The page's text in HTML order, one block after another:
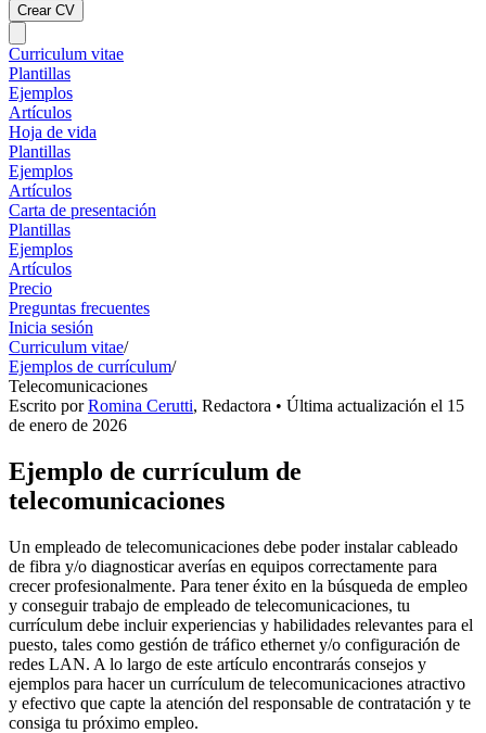
Crear CV
Curriculum vitae
Plantillas
Ejemplos
Artículos
Hoja de vida
Plantillas
Ejemplos
Artículos
Carta de presentación
Plantillas
Ejemplos
Artículos
Precio
Preguntas frecuentes
Inicia sesión
Curriculum vitae/
Ejemplos de currículum/
Telecomunicaciones
Escrito porRomina Cerutti, Redactora • Última actualización el 15
de enero de 2026
Ejemplo de currículum de
telecomunicaciones
Un empleado de telecomunicaciones debe poder instalar cableado
de fibra y/o diagnosticar averías en equipos correctamente para
crecer profesionalmente. Para tener éxito en la búsqueda de empleo
y conseguir trabajo de empleado de telecomunicaciones, tu
currículum debe incluir experiencias y habilidades relevantes para el
puesto, tales como gestión de tráfico ethernet y/o configuración de
redes LAN. A lo largo de este artículo encontrarás consejos y
ejemplos para hacer un currículum de telecomunicaciones atractivo
y efectivo que capte la atención del responsable de contratación y te
consiga tu próximo empleo.